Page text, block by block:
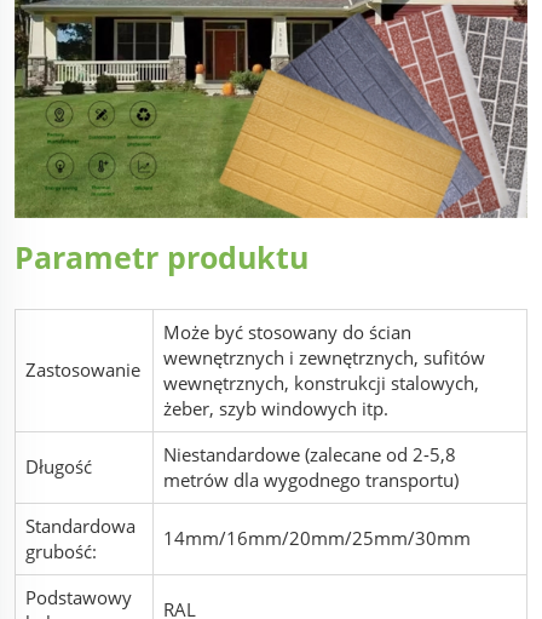
Parametr produktu
Zastosowanie
Może być stosowany do ścian
wewnętrznych i zewnętrznych, sufitów
wewnętrznych, konstrukcji stalowych,
żeber, szyb windowych itp.
Długość
Niestandardowe (zalecane od 2-5,8
metrów dla wygodnego transportu)
Standardowa
grubość:
14mm/16mm/20mm/25mm/30mm
Podstawowy
RAL